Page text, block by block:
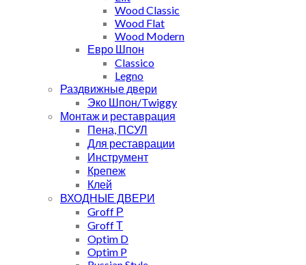
Wood Classic
Wood Flat
Wood Modern
Евро Шпон
Classico
Legno
Раздвижные двери
Эко Шпон/Twiggy
Монтаж и реставрация
Пена, ПСУЛ
Для реставрации
Инструмент
Крепеж
Клей
ВХОДНЫЕ ДВЕРИ
Groff Р
Groff Т
Optim D
Optim P